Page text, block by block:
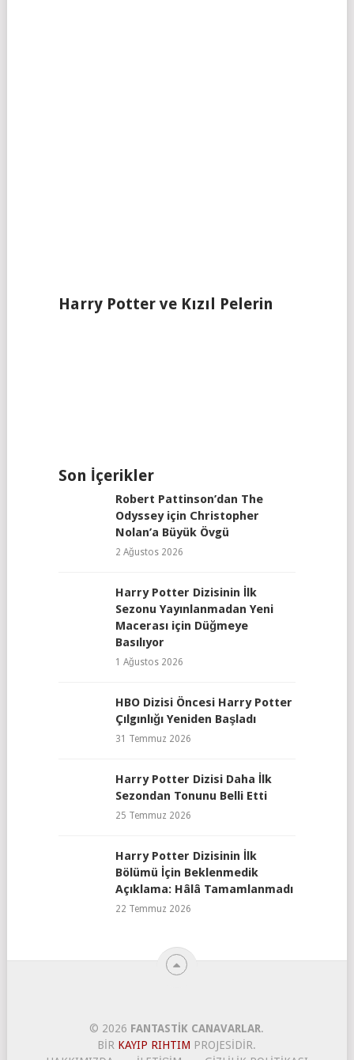
Harry Potter ve Kızıl Pelerin
Son İçerikler
Robert Pattinson’dan The
Odyssey için Christopher
Nolan’a Büyük Övgü
2 Ağustos 2026
Harry Potter Dizisinin İlk
Sezonu Yayınlanmadan Yeni
Macerası için Düğmeye
Basılıyor
1 Ağustos 2026
HBO Dizisi Öncesi Harry Potter
Çılgınlığı Yeniden Başladı
31 Temmuz 2026
Harry Potter Dizisi Daha İlk
Sezondan Tonunu Belli Etti
25 Temmuz 2026
Harry Potter Dizisinin İlk
Bölümü İçin Beklenmedik
Açıklama: Hâlâ Tamamlanmadı
22 Temmuz 2026
© 2026 FANTASTIK CANAVARLAR.
BIR KAYIP RIHTIM PROJESIDIR.